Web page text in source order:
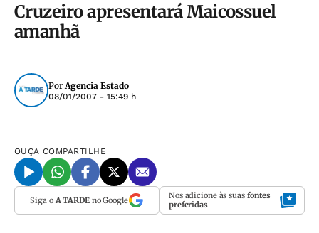
Cruzeiro apresentará Maicossuel
amanhã
PorAgencia Estado
08/01/2007 - 15:49 h
OUÇA COMPARTILHE
Siga o A TARDEno Google Nos adicione às suas fontes
preferidas